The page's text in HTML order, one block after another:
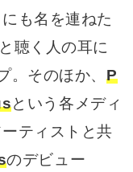
も名を連ねた
聴く人の耳に
。そのほか、 P
という各メディ
ティストと共
のデビュー